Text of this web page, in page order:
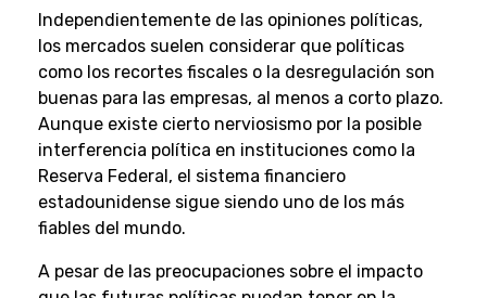
Independientemente de las opiniones políticas,
los mercados suelen considerar que políticas
como los recortes fiscales o la desregulación son
buenas para las empresas, al menos a corto plazo.
Aunque existe cierto nerviosismo por la posible
interferencia política en instituciones como la
Reserva Federal, el sistema financiero
estadounidense sigue siendo uno de los más
fiables del mundo.
A pesar de las preocupaciones sobre el impacto